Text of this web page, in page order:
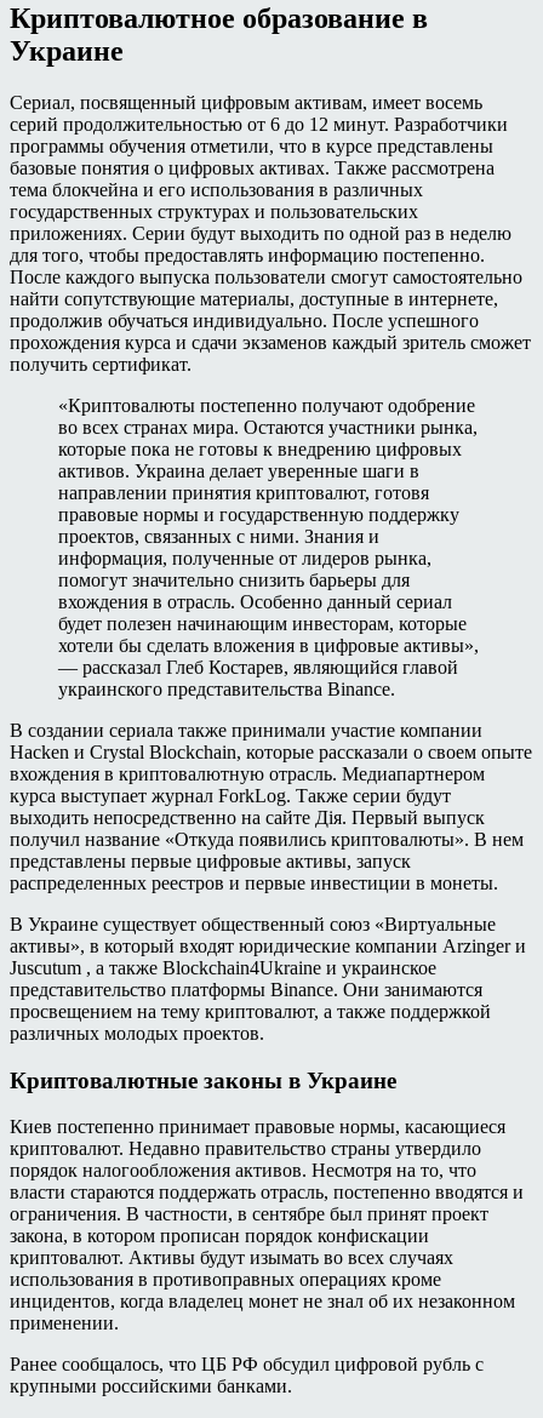
Криптовалютное образование в
Украине
Сериал, посвященный цифровым активам, имеет восемь
серий продолжительностью от 6 до 12 минут. Разработчики
программы обучения отметили, что в курсе представлены
базовые понятия о цифровых активах. Также рассмотрена
тема блокчейна и его использования в различных
государственных структурах и пользовательских
приложениях. Серии будут выходить по одной раз в неделю
для того, чтобы предоставлять информацию постепенно.
После каждого выпуска пользователи смогут самостоятельно
найти сопутствующие материалы, доступные в интернете,
продолжив обучаться индивидуально. После успешного
прохождения курса и сдачи экзаменов каждый зритель сможет
получить сертификат.
«Криптовалюты постепенно получают одобрение
во всех странах мира. Остаются участники рынка,
которые пока не готовы к внедрению цифровых
активов. Украина делает уверенные шаги в
направлении принятия криптовалют, готовя
правовые нормы и государственную поддержку
проектов, связанных с ними. Знания и
информация, полученные от лидеров рынка,
помогут значительно снизить барьеры для
вхождения в отрасль. Особенно данный сериал
будет полезен начинающим инвесторам, которые
хотели бы сделать вложения в цифровые активы»,
— рассказал Глеб Костарев, являющийся главой
украинского представительства Binance.
В создании сериала также принимали участие компании
Hacken и Crystal Blockchain, которые рассказали о своем опыте
вхождения в криптовалютную отрасль. Медиапартнером
курса выступает журнал ForkLog. Также серии будут
выходить непосредственно на сайте Дiя. Первый выпуск
получил название «Откуда появились криптовалюты». В нем
представлены первые цифровые активы, запуск
распределенных реестров и первые инвестиции в монеты.
В Украине существует общественный союз «Виртуальные
активы», в который входят юридические компании Arzinger и
Juscutum , а также Blockchain4Ukraine и украинское
представительство платформы Binance. Они занимаются
просвещением на тему криптовалют, а также поддержкой
различных молодых проектов.
Криптовалютные законы в Украине
Киев постепенно принимает правовые нормы, касающиеся
криптовалют. Недавно правительство страны утвердило
порядок налогообложения активов. Несмотря на то, что
власти стараются поддержать отрасль, постепенно вводятся и
ограничения. В частности, в сентябре был принят проект
закона, в котором прописан порядок конфискации
криптовалют. Активы будут изымать во всех случаях
использования в противоправных операциях кроме
инцидентов, когда владелец монет не знал об их незаконном
применении.
Ранее сообщалось, что ЦБ РФ обсудил цифровой рубль с
крупными российскими банками.